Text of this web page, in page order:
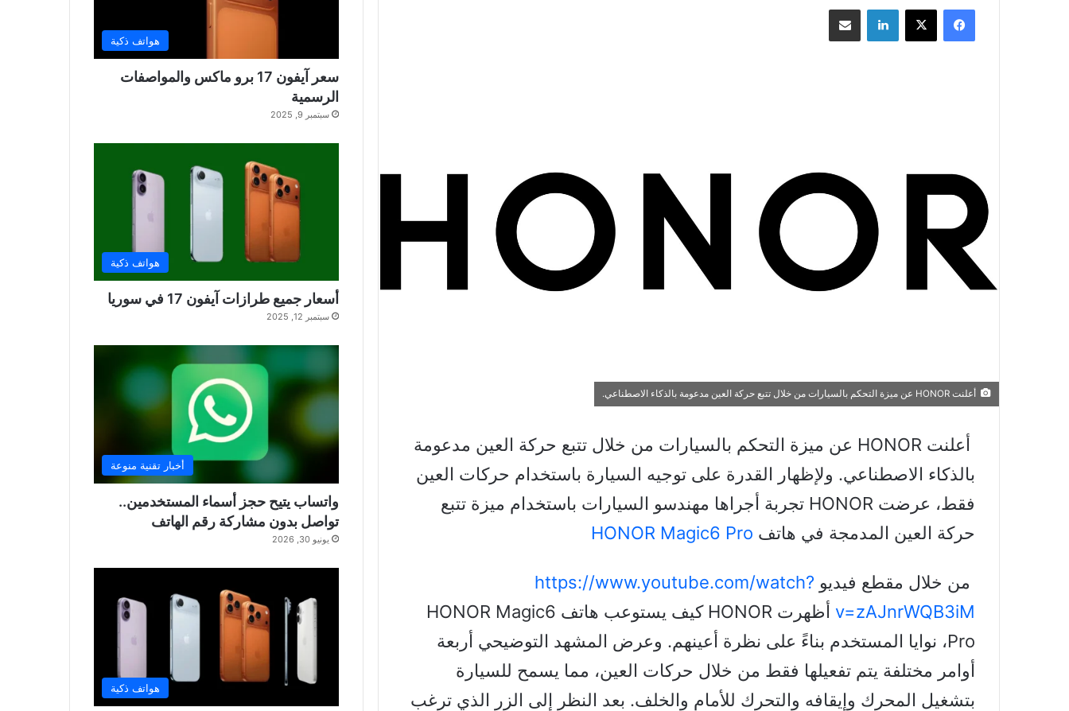
فيسبوك ‫X لينكدإن مشاركة بالبريد الإلكتروني
أعلنت HONOR عن ميزة التحكم بالسيارات من خلال تتبع حركة العين مدعومة بالذكاء الاصطناعي.
أعلنت HONOR عن ميزة التحكم بالسيارات من خلال تتبع حركة العين مدعومة
بالذكاء الاصطناعي. ولإظهار القدرة على توجيه السيارة باستخدام حركات العين
فقط، عرضت
تجربة أجراها مهندسو السيارات باستخدام ميزة تتبع
حركة العين المدمجة في هاتف HONOR Magic6 Pro
من خلال مقطع فيديو https://www.youtube.com/watch?
v=zAJnrWQB3iM أظهرت كيف يستوعب هاتف HONOR Magic6
Pro، نوايا المستخدم بناءً على نظرة أعينهم. وعرض المشهد التوضيحي أربعة
أوامر مختلفة يتم تفعيلها فقط من خلال حركات العين، مما يسمح للسيارة
بتشغيل المحرك وإيقافه والتحرك للأمام والخلف. بعد النظر إلى الزر الذي ترغب
هواتف ذكية
سعر آيفون 17 برو ماكس والمواصفات
الرسمية
سبتمبر 9, 2025
هواتف ذكية
أسعار جميع طرازات آيفون 17 في سوريا
سبتمبر 12, 2025
أخبار تقنية منوعة
واتساب يتيح حجز أسماء المستخدمين..
تواصل بدون مشاركة رقم الهاتف
يونيو 30, 2026
هواتف ذكية